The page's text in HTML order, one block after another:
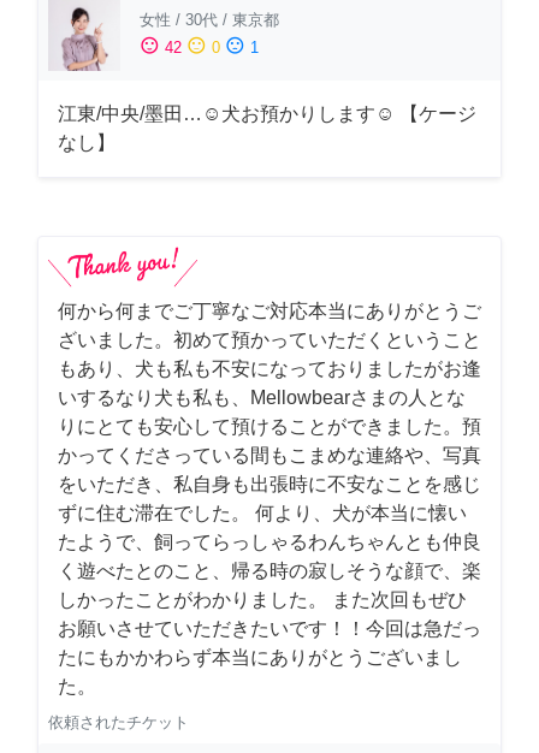
女性 / 30代 / 東京都
sentiment_satisfied 42 sentiment_neutral 0 sentiment_dissatisfied 1
江東/中央/墨田…☺︎犬お預かりします☺︎ 【ケージ
なし】
何から何までご丁寧なご対応本当にありがとうご
ざいました。初めて預かっていただくということ
もあり、犬も私も不安になっておりましたがお逢
いするなり犬も私も、Mellowbearさまの人とな
りにとても安心して預けることができました。預
かってくださっている間もこまめな連絡や、写真
をいただき、私自身も出張時に不安なことを感じ
ずに住む滞在でした。 何より、犬が本当に懐い
たようで、飼ってらっしゃるわんちゃんとも仲良
く遊べたとのこと、帰る時の寂しそうな顔で、楽
しかったことがわかりました。 また次回もぜひ
お願いさせていただきたいです！！今回は急だっ
たにもかかわらず本当にありがとうございまし
た。
依頼されたチケット